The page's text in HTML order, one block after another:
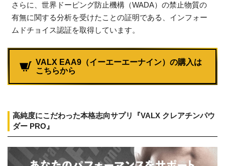
さらに、世界ドーピング防止機構（WADA）の禁止物質の
有無に関する分析を受けたことの証明である、インフォー
ムドチョイス認証を取得しています。
VALX EAA9（イーエーエーナイン）の購入は
こちらから
高純度にこだわった本格志向サプリ『VALX クレアチンパウ
ダー PRO』